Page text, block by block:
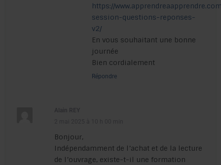
https://
session-questions-reponses-
v2/
En vous souhaitant une bonne
journée
Bien cordialement
Répondre
Bonjour,
Indépendamment de l’achat et de la lecture
de l’ouvrage, existe-t-il une formation